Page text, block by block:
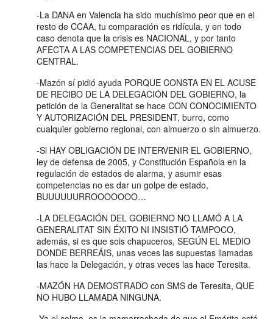
-La DANA en Valencia ha sido muchísimo peor que en el
resto de CCAA, tu comparación es ridícula, y en todo
caso denota que la crisis es NACIONAL, y por tanto
AFECTA A LAS COMPETENCIAS DEL GOBIERNO
CENTRAL.
-Mazón sí pidió ayuda PORQUE CONSTA EN EL ACUSE
DE RECIBO DE LA DELEGACIÓN DEL GOBIERNO, la
petición de la Generalitat se hace CON CONOCIMIENTO
Y AUTORIZACIÓN DEL PRESIDENT, burro, como
cualquier gobierno regional, con almuerzo o sin almuerzo.
-Sl HAY OBLIGACIÓN DE INTERVENIR EL GOBIERNO,
ley de defensa de 2005, y Constitución Española en la
regulación de estados de alarma, y asumir esas
competencias no es dar un golpe de estado,
BUUUUUURROOOOOOO…
-LA DELEGACIÓN DEL GOBIERNO NO LLAMÓ A LA
GENERALITAT SIN ÉXITO NI INSISTIÓ TAMPOCO,
además, si es que sois chapuceros, SEGÚN EL MEDIO
DONDE BERREÁIS, unas veces las supuestas llamadas
las hace la Delegación, y otras veces las hace Teresita.
-MAZÓN HA DEMOSTRADO con SMS de Teresita, QUE
NO HUBO LLAMADA NINGUNA.